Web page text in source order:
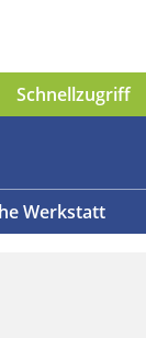
Schnellzugriff
Werkstatt